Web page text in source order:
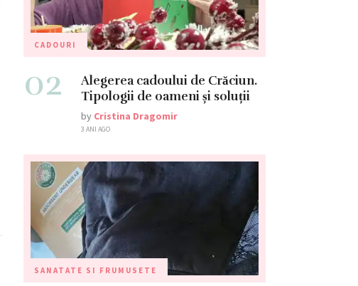
CADOURI
02
Alegerea cadoului de Crăciun.
Tipologii de oameni și soluții
by Cristina Dragomir
3 ANI AGO
SANATATE SI FRUMUSETE